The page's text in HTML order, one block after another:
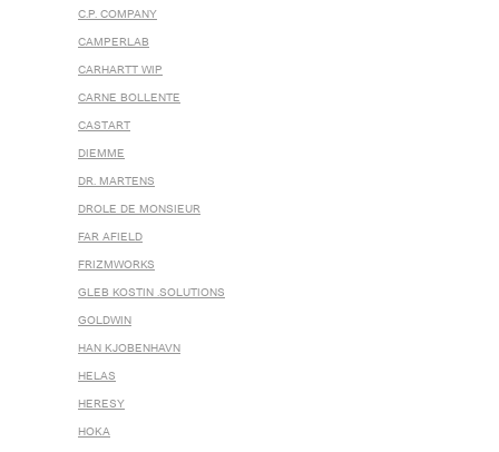
C.P. COMPANY
CAMPERLAB
CARHARTT WIP
CARNE BOLLENTE
CASTART
DIEMME
DR. MARTENS
DROLE DE MONSIEUR
FAR AFIELD
FRIZMWORKS
GLEB KOSTIN .SOLUTIONS
GOLDWIN
HAN KJOBENHAVN
HELAS
HERESY
HOKA